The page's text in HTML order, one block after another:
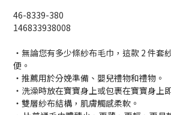
46-8339-380
146833938008
・無論您有多少條紗布毛巾，這款 2 件套
便。
・推薦用於分娩準備、嬰兒禮物和禮物。
・洗澡時放在寶寶身上或包裹在寶寶身上
・雙層紗布結構，肌膚觸感柔軟。